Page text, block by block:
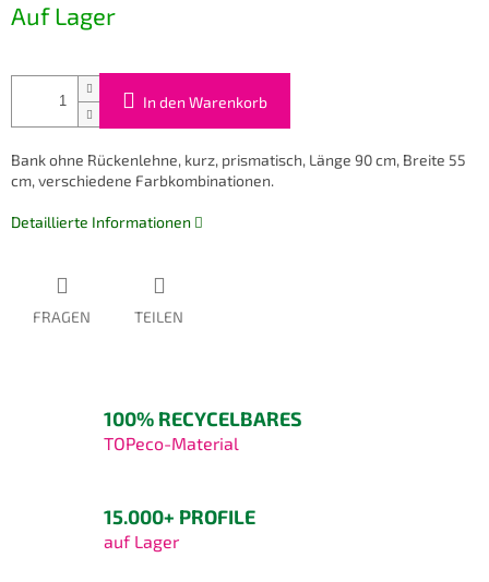
Auf Lager
In den Warenkorb
Bank ohne Rückenlehne, kurz, prismatisch, Länge 90 cm, Breite 55
cm, verschiedene Farbkombinationen.
Detaillierte Informationen
FRAGEN TEILEN
100% RECYCELBARES
TOPeco-Material
15.000+ PROFILE
auf Lager